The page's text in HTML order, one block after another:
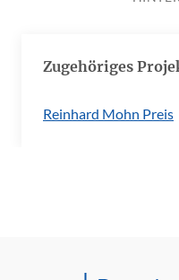
Zugehöriges
Reinhard Mohn Preis